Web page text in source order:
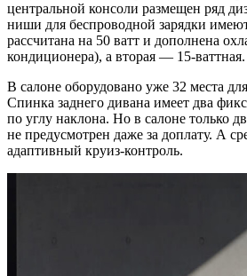
центральной консоли размещен ряд
ниши для беспроводной зарядки
рассчитана на 50 ватт и дополнена
кондиционера), а вторая — 15-ваттная.
В салоне оборудовано уже 32 места
Спинка заднего дивана имеет два
по углу наклона. Но в салоне только
не предусмотрен даже за доплату. А
адаптивный круиз-контроль.